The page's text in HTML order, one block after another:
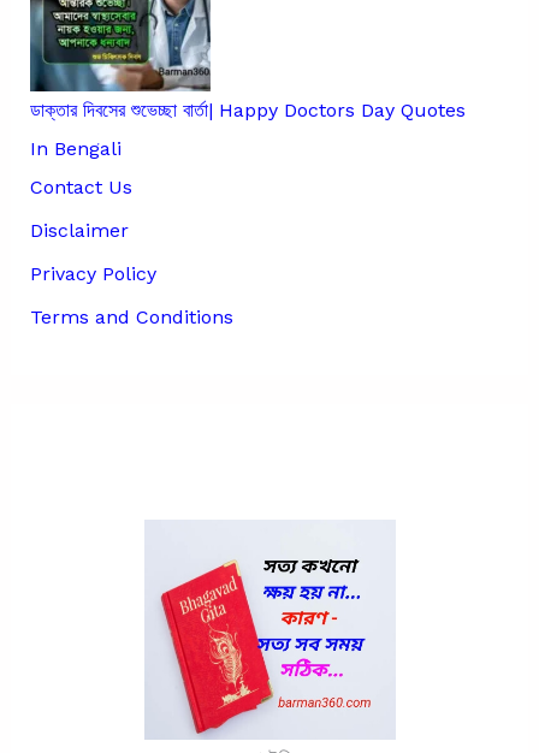
ডাক্তার দিবসের শুভেচ্ছা বার্তা| Happy Doctors Day Quotes
In Bengali
Contact Us
Disclaimer
Privacy Policy
Terms and Conditions